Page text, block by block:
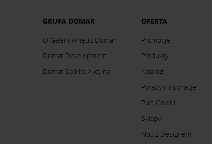
GRUPA DOMAR
O Galerii Wnętrz Domar
Domar Development
Domar Spółka Akcyjna
OFERTA
Promocje
Produkty
Katalog
Porady i inspiracje
Plan Galerii
Sklepy
Noc z Designem